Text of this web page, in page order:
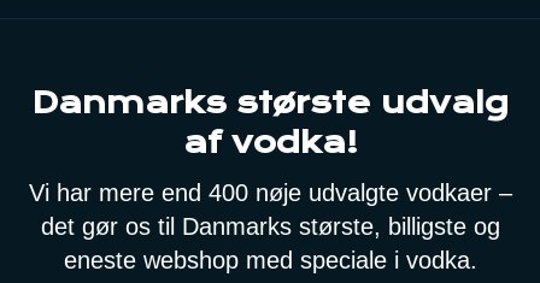
Danmarks største udvalg
af vodka!
Vi har mere end 400 nøje udvalgte vodkaer –
det gør os til Danmarks største, billigste og
eneste webshop med speciale i vodka.